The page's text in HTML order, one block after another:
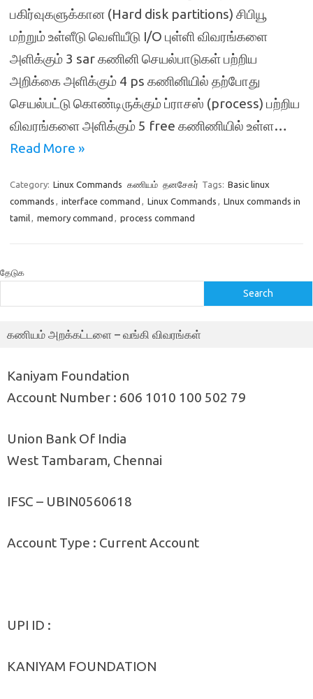
பகிர்வுகளுக்கான (Hard disk partitions) சிபியூ
மற்றும் உள்ளீடு வெளியீடு I/O புள்ளி விவரங்களை
அளிக்கும் 3 sar கணினி செயல்பாடுகள் பற்றிய
அறிக்கை அளிக்கும் 4 ps கணினியில் தற்போது
செயல்பட்டு கொண்டிருக்கும் ப்ராசஸ் (process) பற்றிய
விவரங்களை அளிக்கும் 5 free கணிணியில் உள்ள…
Read More »
Category: Linux Commands கணியம் தனசேகர் Tags: Basic linux
commands , interface command , Linux Commands , LInux commands in
tamil, memory command , process command
தேடுக
Search
கணியம் அறக்கட்டளை – வங்கி விவரங்கள்
Kaniyam Foundation
Account Number : 606 1010 100 502 79
Union Bank Of India
West Tambaram, Chennai
IFSC – UBIN0560618
Account Type : Current Account
UPI ID :
KANIYAM FOUNDATION